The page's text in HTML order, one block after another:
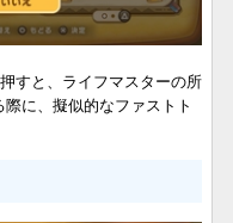
すと、ライフマスターの所
に、擬似的なファストト